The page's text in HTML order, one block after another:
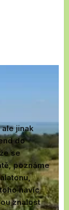
jinak
do
se
poznáme
navíc
znalost